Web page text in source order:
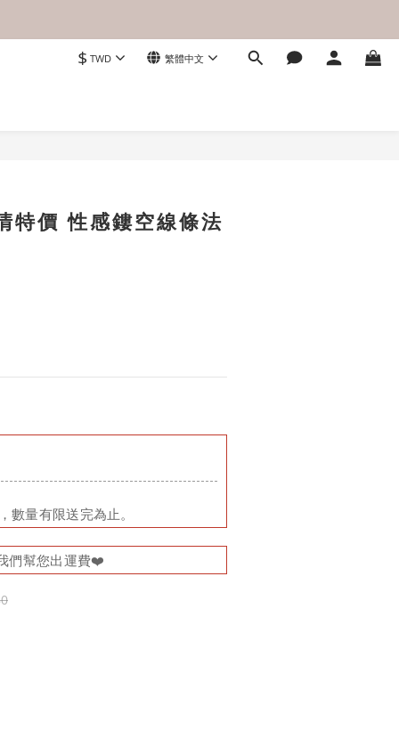
$ TWD 繁體中文
特價 性感鏤空線條法
數量有限送完為止。
們幫您出運費❤️